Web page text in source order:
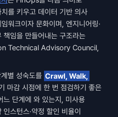
를 키우고 데이터 기반 의사
워크이자 문화이며, 엔지니어링·
책임을 만들어내는 구조라는
Technical Advisory Council,
별 성숙도를 Crawl, Walk,
마감 시점에 한 번 점검하기 좋은
느 단계에 와 있는지, 미사용
스턴스·약정 할인 비율이